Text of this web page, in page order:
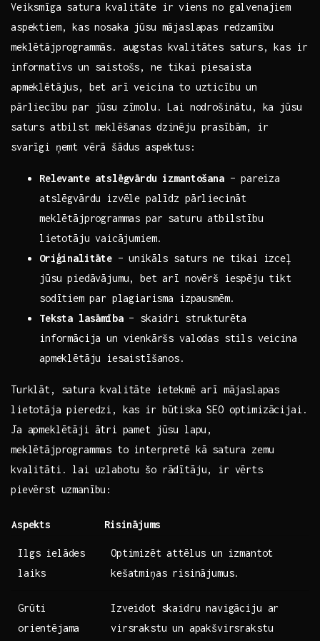
Veiksmīga satura kvalitāte ir viens no galvenajiem
aspektiem, ⁣kas nosaka‌ jūsu ‌mājaslapas redzamību
meklētājprogrammās. augstas kvalitātes saturs, kas ir
informatīvs un saistošs, ne tikai piesaista​
apmeklētājus, bet arī veicina to uzticību un⁢
pārliecību par​ jūsu zīmolu. ⁣Lai ​nodrošinātu,‌ ka jūsu
saturs atbilst meklēšanas dzinēju prasībām, ir
svarīgi ņemt vērā šādus ⁣aspektus:
Relevante atslēgvārdu izmantošana– ⁤pareiza
atslēgvārdu izvēle palīdz pārliecināt
meklētājprogrammas par saturu atbilstību
⁤lietotāju vaicājumiem.
Oriģinalitāte– unikāls ​saturs ne tikai ‌izceļ
jūsu piedāvājumu, bet arī novērš iespēju tikt
sodītiem⁤ par plagiarisma izpausmēm.
Teksta‍ lasāmība– skaidri‍ strukturēta⁤
informācija un vienkāršs valodas stils veicina
apmeklētāju iesaistīšanos.
Turklāt, satura kvalitāte ietekmē⁤ arī ​mājaslapas‌
lietotāja pieredzi, kas ir būtiska SEO optimizācijai.
Ja apmeklētāji ātri ⁢pamet jūsu lapu,
meklētājprogrammas to interpretē kā satura zemu
kvalitāti. lai ​uzlabotu šo rādītāju, ir vērts
pievērst ‌uzmanību:
Aspekts Risinājums
Ilgs ielādes
laiks
Optimizēt attēlus un ⁣izmantot
kešatmiņas risinājumus.
Grūti
orientējama
Izveidot skaidru navigāciju ar
virsrakstu‌ un apakšvirsrakstu